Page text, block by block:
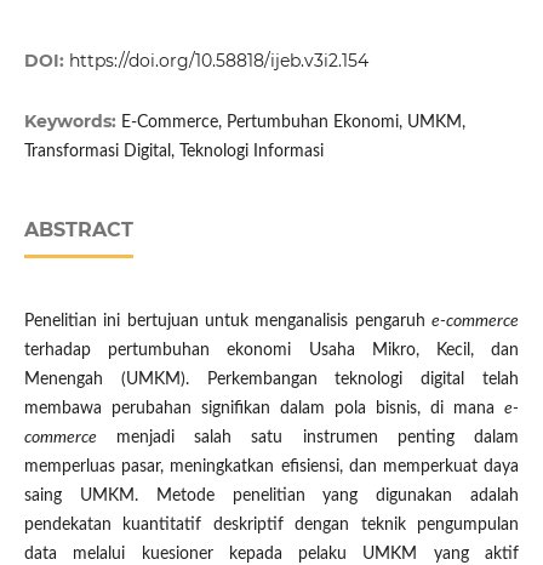
DOI: https://doi.org/10.58818/ijeb.v3i2.154
Keywords: E-Commerce, Pertumbuhan Ekonomi, UMKM,
Transformasi Digital, Teknologi Informasi
ABSTRACT
Penelitian ini bertujuan untuk menganalisis pengaruhe-commerce
terhadap pertumbuhan ekonomi Usaha Mikro, Kecil, dan
Menengah (UMKM). Perkembangan teknologi digital telah
membawa perubahan signifikan dalam pola bisnis, di manae-
commerce menjadi salah satu instrumen penting dalam
memperluas pasar, meningkatkan efisiensi, dan memperkuat daya
saing UMKM. Metode penelitian yang digunakan adalah
pendekatan kuantitatif deskriptif dengan teknik pengumpulan
data melalui kuesioner kepada pelaku UMKM yang aktif